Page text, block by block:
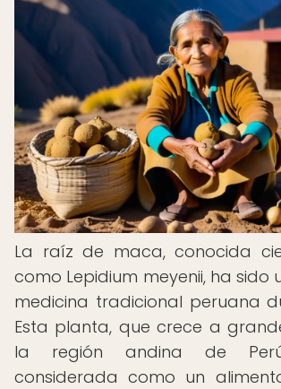
La raíz de maca, conocida
como Lepidium meyenii, ha sido
medicina tradicional peruana
Esta planta, que crece a
la región andina de
considerada como un